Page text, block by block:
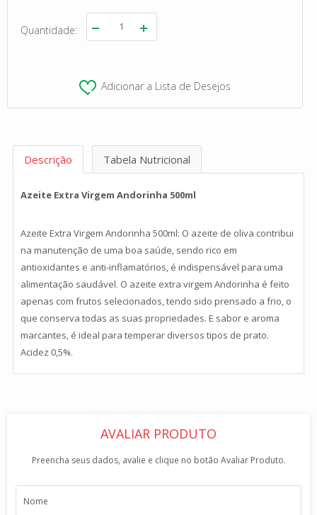
Quantidade
Adicionar a Lista de Desejos
Descrição Tabela Nutricional
Azeite Extra Virgem Andorinha 500ml
Azeite Extra Virgem Andorinha 500ml: O azeite de oliva contribui
na manutenção de uma boa saúde, sendo rico em
antioxidantes e anti-inflamatórios, é indispensável para uma
alimentação saudável. O azeite extra virgem Andorinha é feito
apenas com frutos selecionados, tendo sido prensado a frio, o
que conserva todas as suas propriedades. E sabor e aroma
marcantes, é ideal para temperar diversos tipos de prato.
Acidez 0,5%.
AVALIAR PRODUTO
Preencha seus dados, avalie e clique no botão Avaliar Produto.